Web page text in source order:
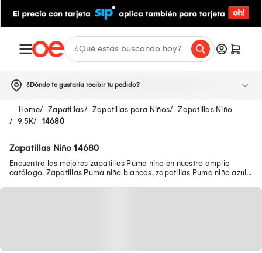
¿Dónde te gustaría recibir tu pedido?
Zapatillas Zapatillas para Niños
Zapatillas Niño
9.5K
14680
Zapatillas Niño 14680
Encuentra las mejores zapatillas Puma niño en nuestro amplio
catálogo. Zapatillas Puma niño blancas, zapatillas Puma niño azul y